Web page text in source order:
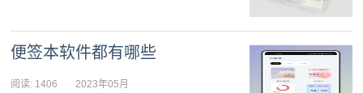
便签本软件都有哪些
阅读: 1406
2023年05月